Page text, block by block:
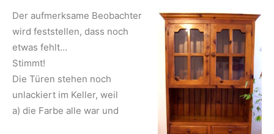
Der aufmerksame Beobachter
wird feststellen, dass noch
etwas fehlt…
Stimmt!
Die Türen stehen noch
unlackiert im Keller, weil
a) die Farbe alle war und